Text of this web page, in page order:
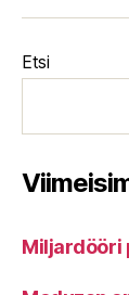
Etsi
Miljardööri